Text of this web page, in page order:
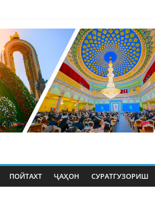
ПОЙТАХТ ҶАҲОН СУРАТГУЗОРИШ